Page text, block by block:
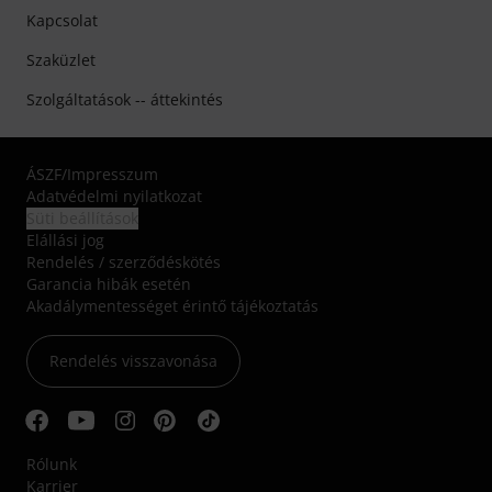
Kapcsolat
Szaküzlet
Szolgáltatások -- áttekintés
ÁSZF/Impresszum
Adatvédelmi nyilatkozat
Elállási jog
Rendelés / szerződéskötés
Garancia hibák esetén
Akadálymentességet érintő tájékoztatás
Rendelés visszavonása
Rólunk
Karrier